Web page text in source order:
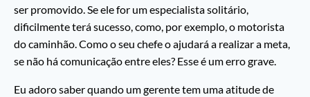
ser promovido. Se ele for um especialista solitário,
dificilmente terá sucesso, como, por exemplo, o motorista
do caminhão. Como o seu chefe o ajudará a realizar a meta,
se não há comunicação entre eles? Esse é um erro grave.
Eu adoro saber quando um gerente tem uma atitude de